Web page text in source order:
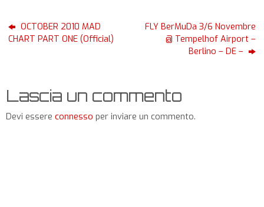
OCTOBER 2010 MAD
CHART PART ONE (Official)
FLY BerMuDa 3/6 Novembre
@ Tempelhof Airport –
Berlino – DE –
Lascia un commento
Devi essere connesso per inviare un commento.